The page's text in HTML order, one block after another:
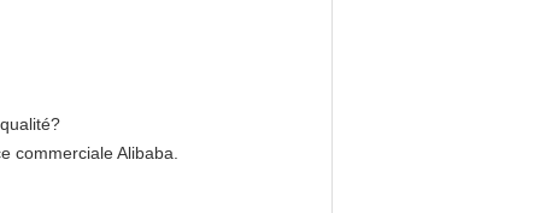
commerciale Alibaba.